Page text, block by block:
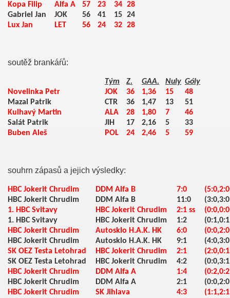
Kopa Filip
Alfa A 57 23 34 28
Gabriel Jan
JOK 56 41 15 24
Lux Jan
LET 56 24 32 28
soutěž brankáŕů:
Tým Z. GAA. Nuly Góly
Novelinka Petr
JOK 36 1,36 15
48
Mazal Patrik
CTR 36 1,47 13
51
Kulhavý Martin
ALA 28 1,80 7
46
Salát Patrik
JIH 17 2,16 5
33
Buben Aleš
POL 24 2,46 5 59
souhrn zápasů a jejich výsledky:
HBC Jokerit Chrudim DDM Alfa B 7:0
HBC Jokerit Chrudim
DDM Alfa B 11:0
1. HBC Svitavy
HBC Jokerit Chrudim 2:1 ss
1. HBC Svitavy
HBC Jokerit Chrudim 1:2
HBC Jokerit Chrudim
Autosklo H.A.K. HK 6:0
HBC Jokerit Chrudim
Autosklo H.A.K. HK 9:1
SK OEZ Testa Letohrad
HBC Jokerit Chrudim 2:1
SK OEZ Testa Letohrad
HBC Jokerit Chrudim 4:2
HBC Jokerit Chrudim
DDM Alfa A 1:4
HBC Jokerit Chrudim
DDM Alfa A 2:1
HBC Jokerit Chrudim
SK Jihlava 4:3